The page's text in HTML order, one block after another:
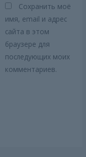
Сохранить моё
имя, email и адрес
сайта в этом
браузере для
последующих моих
комментариев.